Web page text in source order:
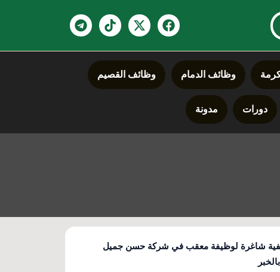
وظائف الدمام وظائف القصيم
دورات مدونة
شاغرة لوظيفة معقب في شركة حسن جميل